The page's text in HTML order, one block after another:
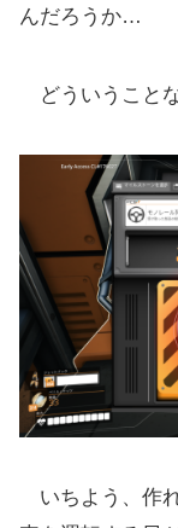
んだろうか…
どういうことな
いちよう、作